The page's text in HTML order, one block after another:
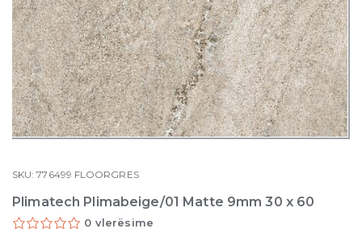
SKU:776499 FLOORGRES
Plimatech Plimabeige/01 Matte 9mm 30 x 60
0 vlerësime